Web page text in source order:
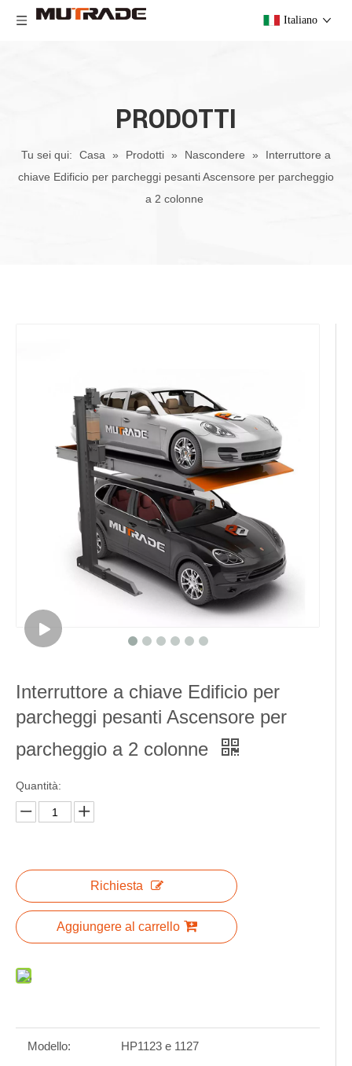
Italiano
PRODOTTI
Tu sei qui: Casa » Prodotti » Nascondere »
Interruttore a
chiave Edificio per parcheggi pesanti Ascensore per parcheggio
a 2 colonne
Interruttore a chiave Edificio per
parcheggi pesanti Ascensore per
parcheggio a 2 colonne
Quantità:
Richiesta
Aggiungere al carrello
Modello: HP1123 e 1127